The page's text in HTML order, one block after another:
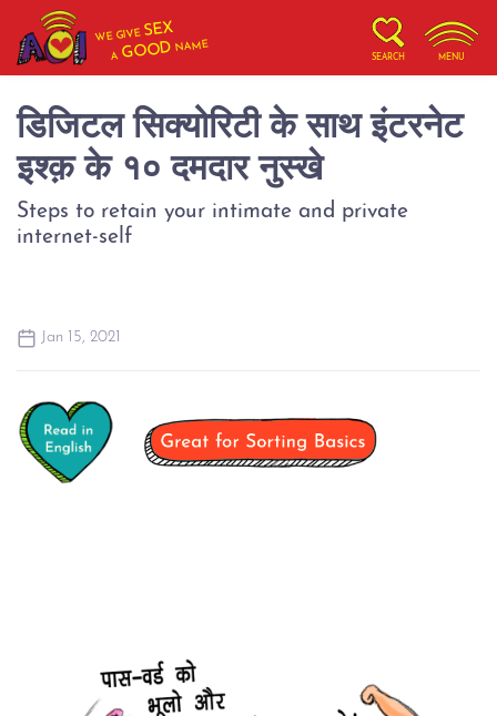
WE GIVESEX
AGOOD NAME
SEARCH MENU
डिजिटल सिक्योरिटी के साथ इंटरनेट
इश्क़ के १० दमदार नुस्खे
Steps to retain your intimate and private
internet-self
Jan 15, 2021